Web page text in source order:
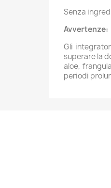
Senza
Avvertenze:
Gli
superare la
aloe,
periodi